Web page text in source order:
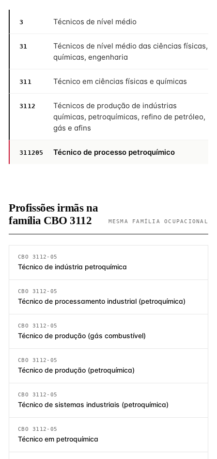
3 Técnicos de nível médio
31
Técnicos de nível médio das ciências físicas,
químicas, engenharia
311 Técnico em ciências físicas e químicas
3112
Técnicos de produção de indústrias
químicas, petroquímicas, refino de petróleo,
gás e afins
311205 Técnico de processo petroquímico
Profissões irmãs na
família CBO 3112
MESMA FAMÍLIA OCUPACIONAL
CBO 3112-05
Técnico de indústria petroquímica
CBO 3112-05
Técnico de processamento industrial (petroquímica)
CBO 3112-05
Técnico de produção (gás combustível)
CBO 3112-05
Técnico de produção (petroquímica)
CBO 3112-05
Técnico de sistemas industriais (petroquímica)
CBO 3112-05
Técnico em petroquímica